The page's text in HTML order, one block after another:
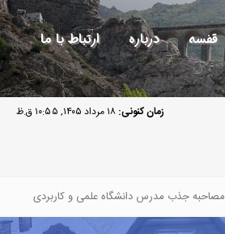
قفسه درباره ارتباط با ما
زمان کنونی: ۱۸ مرداد ۱۴۰۵, ۱۰:۵۵ ق.ظ
مصاحبه جذب مدرس دانشگاه علمی و کاربردی